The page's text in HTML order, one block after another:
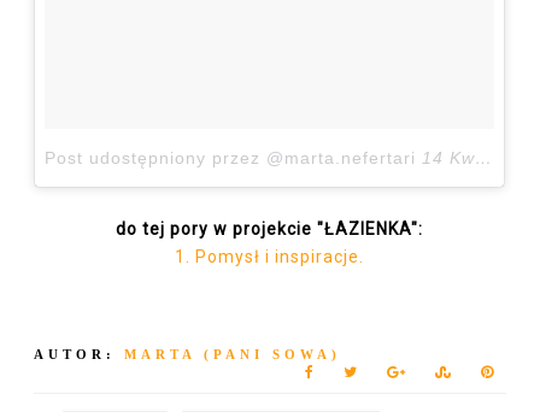
Post udostępniony przez @marta.nefertari 14 Kwi, 2017 o 1:48 PDT
do tej pory w projekcie "ŁAZIENKA":
1. Pomysł i inspiracje.
AUTOR:MARTA (PANI SOWA)